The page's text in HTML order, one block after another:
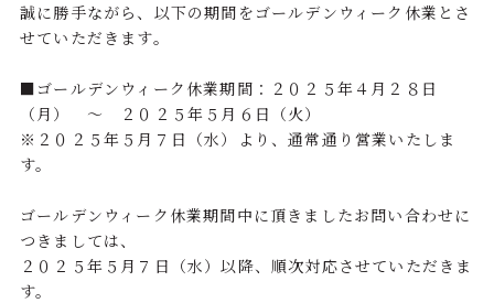
誠に勝手ながら、以下の期間をゴールデンウィーク休業とさ
せていただきます。
■ゴールデンウィーク休業期間：２０２５年４月２８日
（月） ～ ２０２５年５月６日（火）
※２０２５年５月７日（水）より、通常通り営業いたしま
す。
ゴールデンウィーク休業期間中に頂きましたお問い合わせに
つきましては、
２０２５年５月７日（水）以降、順次対応させていただきま
す。